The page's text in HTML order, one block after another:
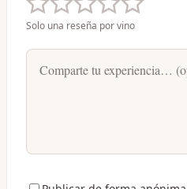
Solo una reseña por vino